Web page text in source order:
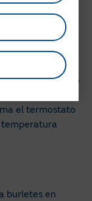
la colada
el tramo valle
hasta el lunes a
en
ahorras tiempo
el termostato
temperatura
burletes en